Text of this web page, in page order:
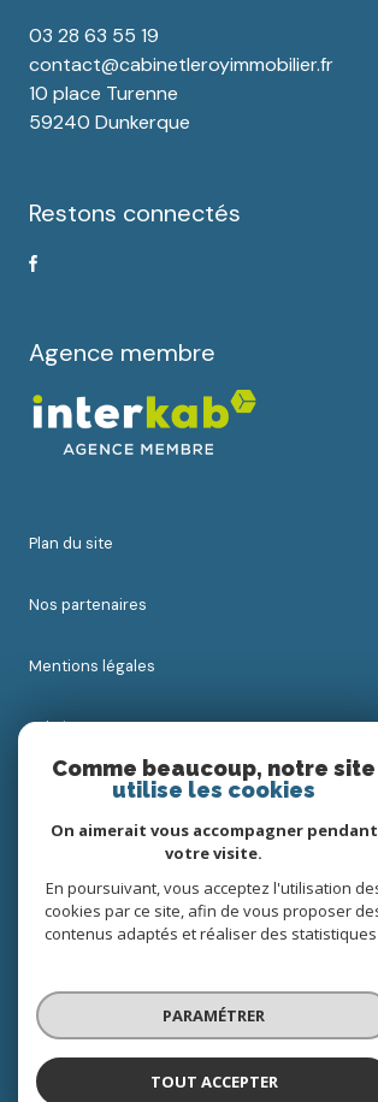
03 28 63 55 19
contact@cabinetleroyimmobilier.fr
10 place Turenne
59240 Dunkerque
Restons connectés
Agence membre
plan du site
nos partenaires
mentions légales
admin
nos honoraires
cookies
© 2026 | Tous droits réservés
Réalisé par
Comme beaucoup, notre site
utilise les cookies
On aimerait vous accompagner pendant
votre visite.
En poursuivant, vous acceptez l'utilisation
cookies par ce site, afin de vous proposer
contenus adaptés et réaliser des statistiques
PARAMÉTRER
TOUT ACCEPTER